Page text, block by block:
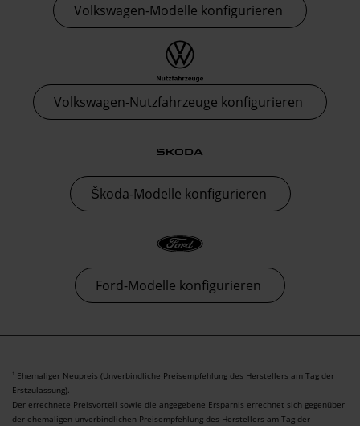
Volkswagen-Modelle konfigurieren
Volkswagen-Nutzfahrzeuge konfigurieren
Škoda-Modelle konfigurieren
Ford-Modelle konfigurieren
1 Ehemaliger Neupreis (Unverbindliche Preisempfehlung des Herstellers am Tag der
Erstzulassung).
Der errechnete Preisvorteil sowie die angegebene Ersparnis errechnet sich gegenüber
der ehemaligen unverbindlichen Preisempfehlung des Herstellers am Tag der